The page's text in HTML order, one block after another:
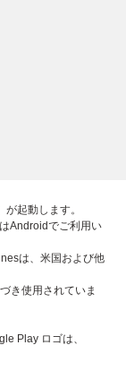
起動します。
Androidでご利用い
は、米国および他
き使用されていま
Play ロゴは、